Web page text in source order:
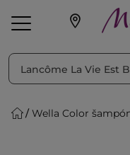
pleť Líčenie
Wella Color
Triediť podľa